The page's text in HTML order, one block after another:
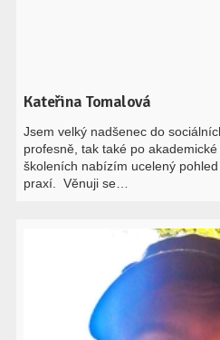
Kateřina Tomalová
Jsem velký nadšenec do
profesně, tak také po
školeních nabízím ucelený
praxí. Věnuji se…